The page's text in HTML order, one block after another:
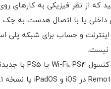
که از نظر فیزیکی به کارهای
و حساب برای شبکه پلی